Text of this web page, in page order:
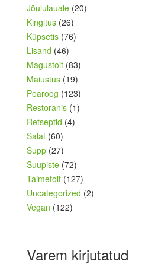
Jõululauale (20)
Kingitus (26)
Küpsetis (76)
Lisand (46)
Magustoit (83)
Maiustus (19)
Pearoog (123)
Restoranis (1)
Retseptid (4)
Salat (60)
Supp (27)
Suupiste (72)
Taimetoit (127)
Uncategorized (2)
Vegan (122)
Varem kirjutatud